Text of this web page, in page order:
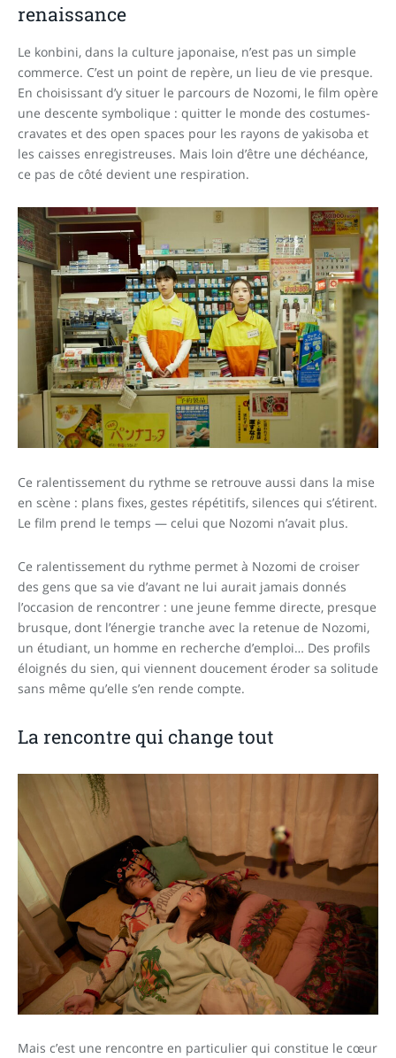
renaissance
Le konbini, dans la culture japonaise, n’est pas un simple
commerce. C’est un point de repère, un lieu de vie presque.
En choisissant d’y situer le parcours de Nozomi, le film opère
une descente symbolique : quitter le monde des costumes-
cravates et des open spaces pour les rayons de yakisoba et
les caisses enregistreuses. Mais loin d’être une déchéance,
ce pas de côté devient une respiration.
Ce ralentissement du rythme se retrouve aussi dans la mise
en scène : plans fixes, gestes répétitifs, silences qui s’étirent.
Le film prend le temps — celui que Nozomi n’avait plus.
Ce ralentissement du rythme permet à Nozomi de croiser
des gens que sa vie d’avant ne lui aurait jamais donnés
l’occasion de rencontrer : une jeune femme directe, presque
brusque, dont l’énergie tranche avec la retenue de Nozomi,
un étudiant, un homme en recherche d’emploi… Des profils
éloignés du sien, qui viennent doucement éroder sa solitude
sans même qu’elle s’en rende compte.
La rencontre qui change tout
Mais c’est une rencontre en particulier qui constitue le cœur